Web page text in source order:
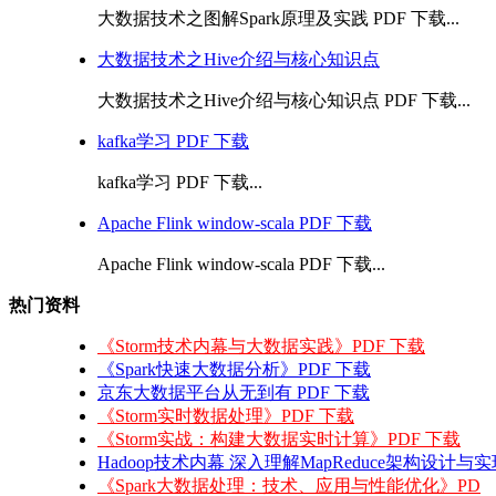
大数据技术之图解Spark原理及实践 PDF 下载...
大数据技术之Hive介绍与核心知识点
大数据技术之Hive介绍与核心知识点 PDF 下载...
kafka学习 PDF 下载
kafka学习 PDF 下载...
Apache Flink window-scala PDF 下载
Apache Flink window-scala PDF 下载...
热门资料
《Storm技术内幕与大数据实践》PDF 下载
《Spark快速大数据分析》PDF 下载
京东大数据平台从无到有 PDF 下载
《Storm实时数据处理》PDF 下载
《Storm实战：构建大数据实时计算》PDF 下载
Hadoop技术内幕 深入理解MapReduce架构设计与
《Spark大数据处理：技术、应用与性能优化》PD